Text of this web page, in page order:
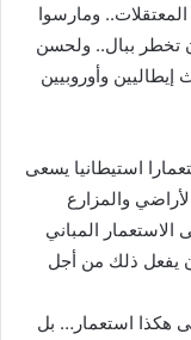
ومارسوا
تخطر ببال.. ولحسن
وأوروبيين
استيطانيا يسعى
والمزارع
الاستعمار المباني
يفعل ذلك من أجل
هكذا استعمار… بل